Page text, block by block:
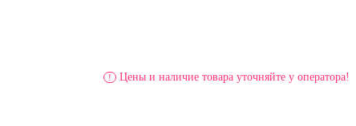
! Цены и наличие товара уточняйте у оператора!